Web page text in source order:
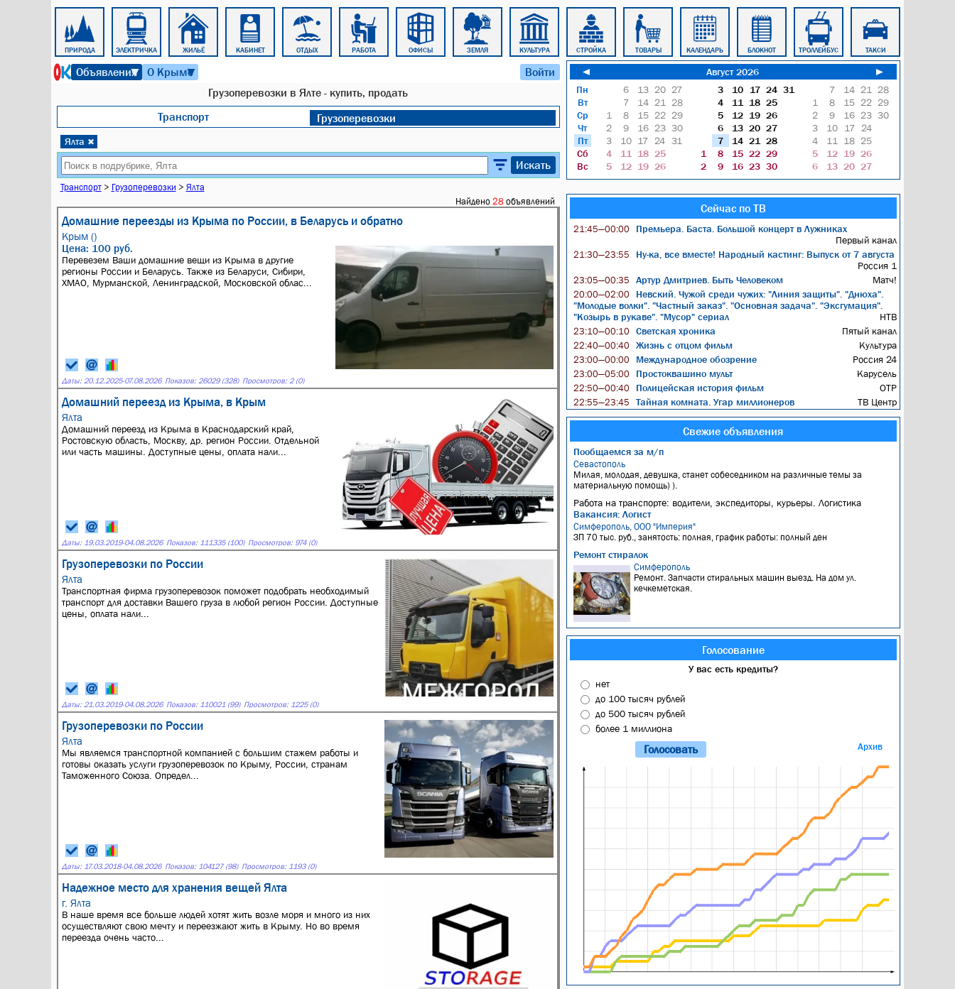
ПРИРОДА ЭЛЕКТРИЧКА ЖИЛЬЁ КАБИНЕТ ОТДЫХ РАБОТА ОФИСЫ ЗЕМЛЯ КУЛЬТУРА СТРОЙКА ТОВАРЫ КАЛЕНДАРЬ БЛОКНОТ ТРОЛЛЕЙБУС ТАКСИ
Объявления
▼ О Крыме
▼ Войти
Грузоперевозки в Ялте - купить, продать
Транспорт
Грузоперевозки
Ялта ✖
Искать
Транспорт> Грузоперевозки > Ялта
Найдено 28 объявлений
Домашние переезды из Крыма по России, в Беларусь и обратно
Крым ()
Цена: 100 руб.
Перевезем Ваши домашние вещи из Крыма в другие
регионы России и Беларусь. Также из Беларуси, Сибири,
ХМАО, Мурманской, Ленинградской, Московской облас...
Даты: 20.12.2025-07.08.2026 Показов: 26029 (328) Просмотров: 2 (0)
Домашний переезд из Крыма, в Крым
Ялта
Домашний переезд из Крыма в Краснодарский край,
Ростовскую область, Москву, др. регион России. Отдельной
или часть машины. Доступные цены, оплата нали...
Даты: 19.03.2019-04.08.2026 Показов: 111335 (100) Просмотров: 974 (0)
Грузоперевозки по России
Ялта
Транспортная фирма грузоперевозок поможет подобрать необходимый
транспорт для доставки Вашего груза в любой регион России. Доступные
цены, оплата нали...
Даты: 21.03.2019-04.08.2026 Показов: 110021 (99) Просмотров: 1225 (0)
Грузоперевозки по России
Ялта
Мы являемся транспортной компанией с большим стажем работы и
готовы оказать услуги грузоперевозок по Крыму, России, странам
Таможенного Союза. Определ...
Даты: 17.03.2018-04.08.2026 Показов: 104127 (98) Просмотров: 1193 (0)
Надежное место для хранения вещей Ялта
г. Ялта
В наше время все больше людей хотят жить возле моря и много из них
осуществляют свою мечту и переезжают жить в Крыму. Но во время
переезда очень часто...
◄ Август 2026
►
Пн
Вт
Ср
Чт
Пт
Сб
Вс
6 13 20 27
7
14 21
28
1
8 15 22 29
2
9 16 23 30
3
10 17 24 31
4
11 18 25
5
12 19 26
3 10 17 24 31
4
11 18 25
5
12 19 26
6
13 20 27
7
14 21
28
1
8 15 22 29
2
9 16 23 30
7 14 21
28
1
8 15 22 29
2
9 16 23 30
3
10 17
24
4
11 18 25
5
12 19 26
6
13 20 27
Сейчас по ТВ
21:45—00:00
Премьера. Баста. Большой концерт в Лужниках
Первый канал
21:30—23:55
Ну-ка, все вместе! Народный кастинг: Выпуск от 7 августа
Россия 1
23:05—00:35 Артур Дмитриев. Быть Человеком Матч!
20:00—02:00
Невский. Чужой среди чужих: "Линия защиты". "Днюха".
"Молодые волки". "Частный заказ". "Основная задача". "Эксгумация".
"Козырь в рукаве". "Мусор" сериал
НТВ
23:10—00:10 Светская хроника Пятый канал
22:40—00:40 Жизнь с отцом фильм Культура
23:00—00:00 Международное обозрение Россия 24
23:00—05:00 Простоквашино мульт Карусель
22:50—00:40 Полицейская история фильм ОТР
22:55—23:45 Тайная комната. Угар миллионеров ТВ Центр
Свежие объявления
Пообщаемся за м/п
Севастополь
Милая, молодая, девушка, станет собеседником на различные темы за
материальную помощь) ).
Работа на транспорте: водители, экспедиторы, курьеры. Логистика
Вакансия: Логист
Симферополь, ООО "Империя"
ЗП 70 тыс. руб., занятость: полная, график работы: полный ден
Ремонт стиралок
Симферополь
Ремонт. Запчасти стиральных машин выезд. На дом ул.
кечкеметская.
Голосование
У вас есть кредиты?
нет
до 100 тысяч рублей
до 500 тысяч рублей
более 1 миллиона
Архив